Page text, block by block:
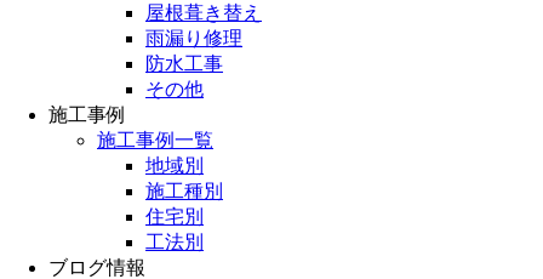
屋根葺き替え
雨漏り修理
防水工事
その他
施工事例
施工事例一覧
地域別
施工種別
住宅別
工法別
ブログ情報